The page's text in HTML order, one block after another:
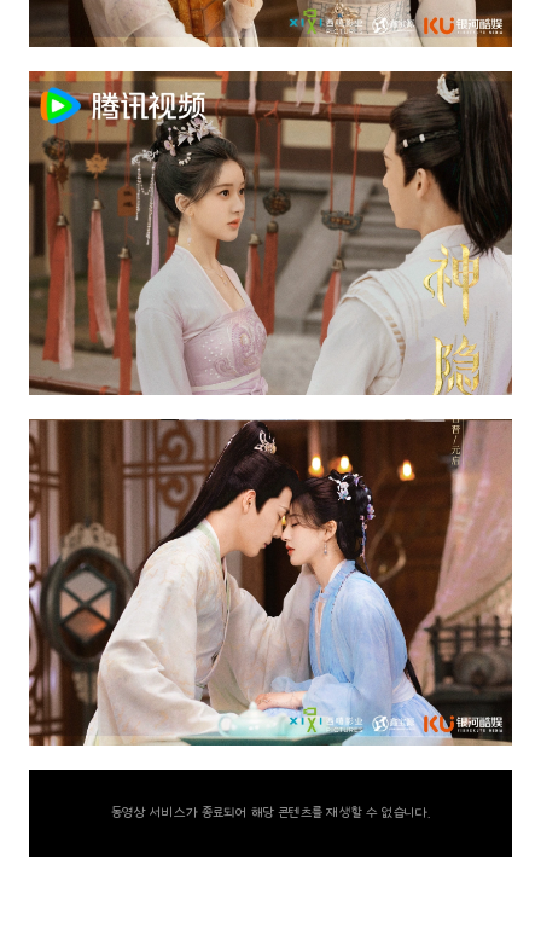
동영상 서비스가 종료되어 해당 콘텐츠를 재생할 수 없습니다.